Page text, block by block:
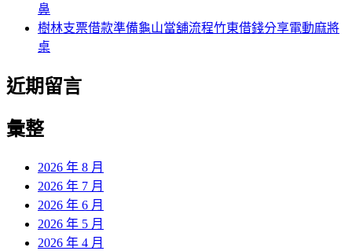
鼻
樹林支票借款準備龜山當舖流程竹東借錢分享電動麻將
桌
近期留言
彙整
2026 年 8 月
2026 年 7 月
2026 年 6 月
2026 年 5 月
2026 年 4 月